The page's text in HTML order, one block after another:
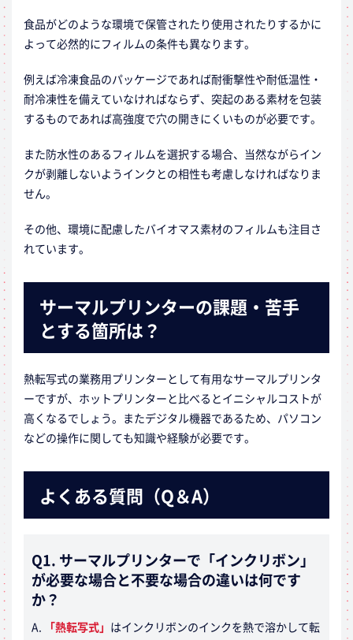
食品がどのような環境で保管されたり使用されたりするかに
よって必然的にフィルムの条件も異なります。
例えば冷凍食品のパッケージであれば耐衝撃性や耐低温性・
耐冷凍性を備えていなければならず、突起のある素材を包装
するものであれば高強度で穴の開きにくいものが必要です。
また防水性のあるフィルムを選択する場合、当然ながらイン
クが剥離しないようインクとの相性も考慮しなければなりま
せん。
その他、環境に配慮したバイオマス素材のフィルムも注目さ
れています。
サーマルプリンターの課題・苦手
とする箇所は？
熱転写式の業務用プリンターとして有用なサーマルプリンタ
ーですが、ホットプリンターと比べるとイニシャルコストが
高くなるでしょう。またデジタル機器であるため、パソコン
などの操作に関しても知識や経験が必要です。
よくある質問（Q＆A）
Q1. サーマルプリンターで「インクリボン」
が必要な場合と不要な場合の違いは何です
か？
A. 「熱転写式」 はインクリボンのインクを熱で溶かして転